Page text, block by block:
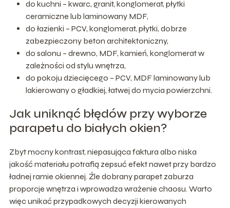
do kuchni – kwarc, granit, konglomerat, płytki
ceramiczne lub laminowany MDF,
do łazienki – PCV, konglomerat, płytki, dobrze
zabezpieczony beton architektoniczny,
do salonu – drewno, MDF, kamień, konglomerat w
zależności od stylu wnętrza,
do pokoju dziecięcego – PCV, MDF laminowany lub
lakierowany o gładkiej, łatwej do mycia powierzchni.
Jak uniknąć błędów przy wyborze
parapetu do białych okien?
Zbyt mocny kontrast, niepasująca faktura albo niska
jakość materiału potrafią zepsuć efekt nawet przy bardzo
ładnej ramie okiennej. Źle dobrany parapet zaburza
proporcje wnętrza i wprowadza wrażenie chaosu. Warto
więc unikać przypadkowych decyzji kierowanych